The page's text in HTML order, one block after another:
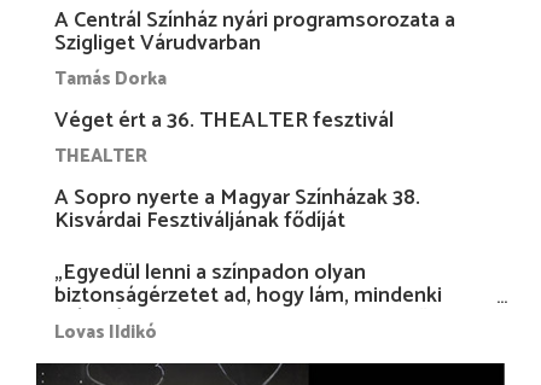
A Centrál Színház nyári programsorozata a
Szigliget Várudvarban
Tamás Dorka
Véget ért a 36. THEALTER fesztivál
THEALTER
A Sopro nyerte a Magyar Színházak 38.
Kisvárdai Fesztiváljának fődíját
„Egyedül lenni a színpadon olyan
biztonságérzetet ad, hogy lám, mindenki
más nélkül is megvagyok magammal…”
Lovas Ildikó